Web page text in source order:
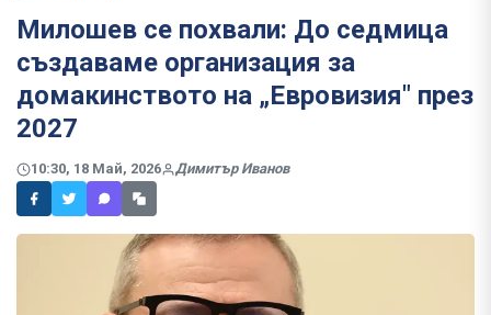
Милошев се похвали: До седмица
създаваме организация за
домакинството на „Евровизия" през
2027
10:30, 18 Май, 2026 Димитър Иванов